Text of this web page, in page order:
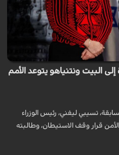
البيت ونتنياهو يتوعد الأمم
تسيبي ليفني، رئيس الوزراء
قرار وقف الاستيطان، وطالبته